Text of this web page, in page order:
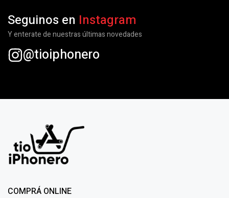
Seguinos en Instagram
Y enterate de nuestras últimas novedades
@tioiphonero
COMPRÁ ONLINE